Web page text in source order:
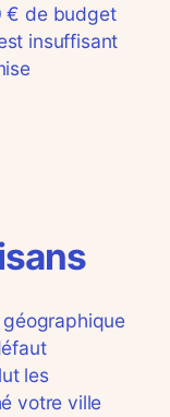
€ de budget
insuffisant
les
votre ville